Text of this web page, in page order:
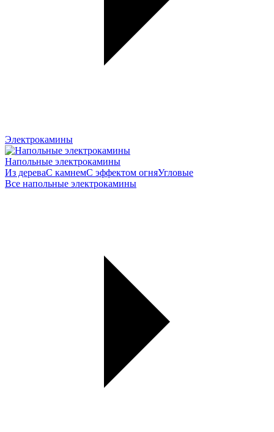
Электрокамины
Напольные электрокамины
Из дереваС камнемС эффектом огняУгловые
Все напольные электрокамины